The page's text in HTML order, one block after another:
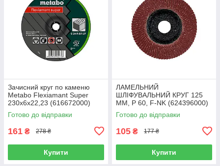
Зачисний круг по каменю
Metabo Flexiamant Super
230x6x22,23 (616672000)
Готово до відправки
161 ₴ 278 ₴
Купити
ЛАМЕЛЬНИЙ
ШЛІФУВАЛЬНИЙ КРУГ 125
ММ, P 60, F-NK (624396000)
Готово до відправки
105 ₴ 177 ₴
Купити